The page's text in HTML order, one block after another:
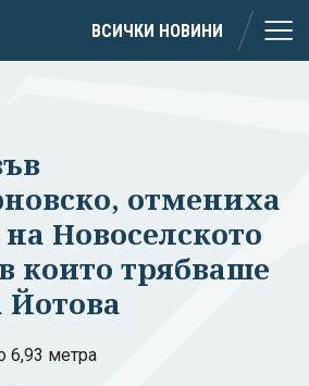
ВСИЧКИ НОВИНИ
отмениха
Новоселското
които трябваше
Йотова
6,93 метра